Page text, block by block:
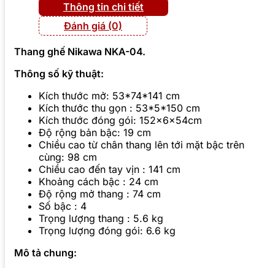
Thông tin chi tiết
Đánh giá (0)
Thang ghế Nikawa NKA-04.
Thông số kỹ thuật:
Kích thước mở: 53*74*141 cm
Kích thước thu gọn : 53*5*150 cm
Kích thước đóng gói: 152x6x54cm
Độ rộng bản bậc: 19 cm
Chiều cao từ chân thang lên tới mặt bậc trên
cùng: 98 cm
Chiều cao đến tay vịn : 141 cm
Khoảng cách bậc : 24 cm
Độ rộng mở thang : 74 cm
Số bậc : 4
Trọng lượng thang : 5.6 kg
Trọng lượng đóng gói: 6.6 kg
Mô tả chung: